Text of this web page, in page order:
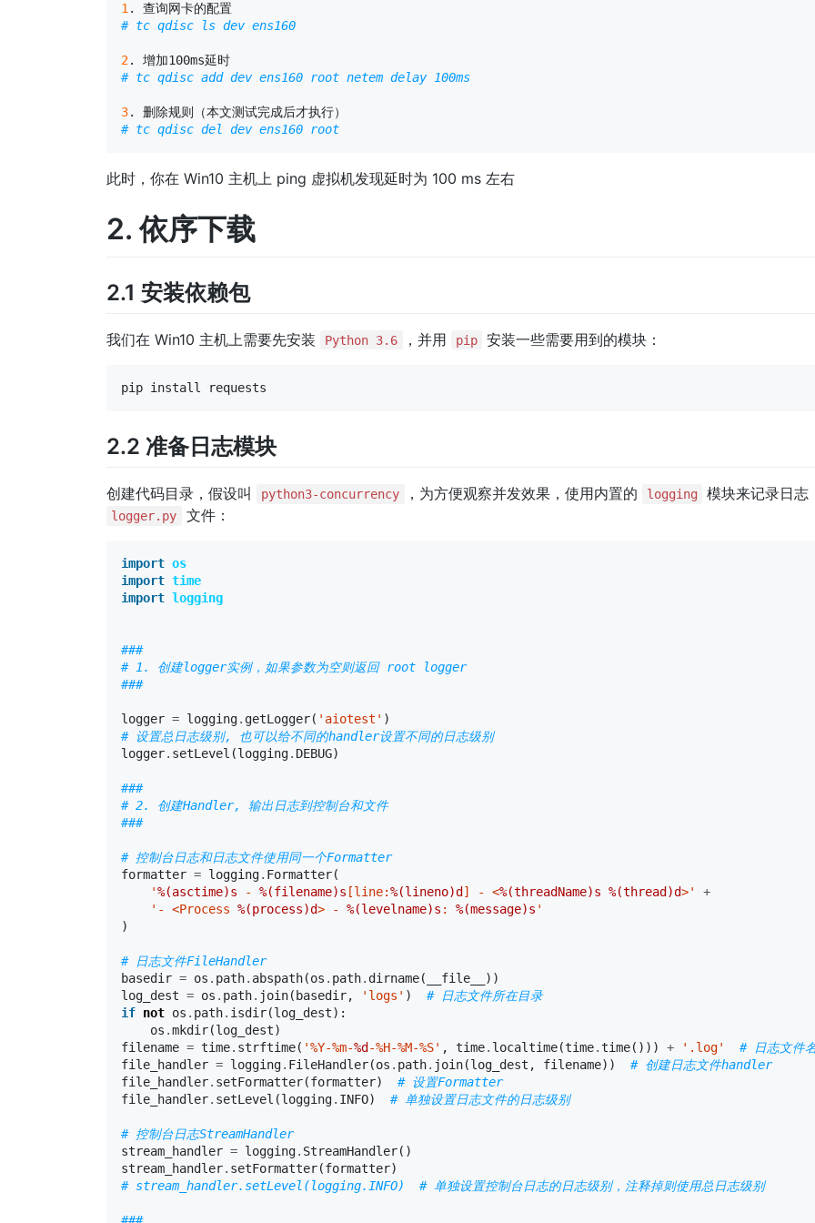
1
# tc qdisc ls dev ens160
2
# tc qdisc add dev ens160 root netem delay 100ms
3
# tc qdisc del dev ens160 root
此时，你在 Win10 主机上 ping 虚拟机发现延时为 100 ms 左右
2. 依序下载
2.1 安装依赖包
我们在 Win10 主机上需要先安装 Python 3.6 ，并用 pip 安装一些需要用到的模块：
pip install requests
2.2 准备日志模块
创建代码目录，假设叫 python3-concurrency ，为方便观察并发效果，使用内置的 logging 模块来记录日志
logger.py 文件：
import os
import time
import logging
###
# 1. 创建logger实例，如果参数为空则返回 root logger
###
logger = logging. getLogger( 'aiotest' )
# 设置总日志级别, 也可以给不同的handler设置不同的日志级别
logger. setLevel (logging. DEBUG)
###
# 2. 创建Handler, 输出日志到控制台和文件
###
# 控制台日志和日志文件使用同一个Formatter
formatter = logging. Formatter(
'%(asctime)s - %(filename)s [line:%(lineno)d ] - <%(threadName)s %(thread)d>'
+
'- <Process %(process)d> - %(levelname)s : %(message)s '
)
# 日志文件FileHandler
basedir = os . path. abspath(os . path. dirname( __file__
))
log_dest = os . path. join( basedir, 'logs' )
# 日志文件所在目录
if not os . path. isdir(log_dest):
os .mkdir(log_dest)
filename = time. strftime( '%Y-%m-%d -%H-%M-%S' , time. localtime(time.time())) + '.log'
# 日志文件
file_handler = logging. FileHandler(os . path. join(log_dest , filename))
# 创建日志文件handler
file_handler. setFormatter(formatter)
# 设置Formatter
file_handler. setLevel (logging. INFO) # 单独设置日志文件的日志级别
# 控制台日志StreamHandler
stream_handler = logging. StreamHandler()
stream_handler. setFormatter(formatter)
# stream_handler.setLevel(logging.INFO)  # 单独设置控制台日志的日志级别，注释掉则使用总日志级别